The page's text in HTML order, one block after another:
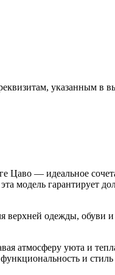
указанным
— идеальное
модель гарантирует
одежды,
атмосферу уюта и
и